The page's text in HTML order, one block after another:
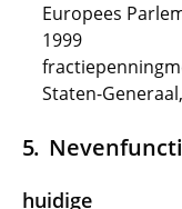
Europees
1999
Staten-
huidige